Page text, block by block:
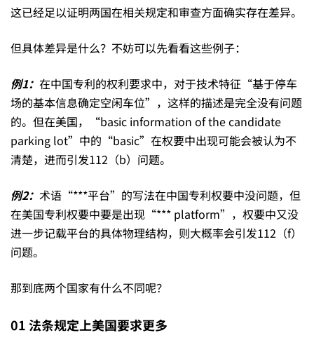
专
利
法
26.3+26.4？
——
美
国
这已经足以证明两国在相关规定和审查方面确实存在差异。
但具体差异是什么？不妨可以先看看这些例子：
例1： 在中国专利的权利要求中，对于技术特征“基于停车
场的基本信息确定空闲车位”，这样的描述是完全没有问题
的。但在美国，“basic information of the candidate
parking lot”中的“basic”在权要中出现可能会被认为不
清楚，进而引发112（b）问题。
例2： 术语“***平台”的写法在中国专利权要中没问题，但
在美国专利权要中要是出现“*** platform”，权要中又没
进一步记载平台的具体物理结构，则大概率会引发112（f）
问题。
那到底两个国家有什么不同呢？
01 法条规定上美国要求更多